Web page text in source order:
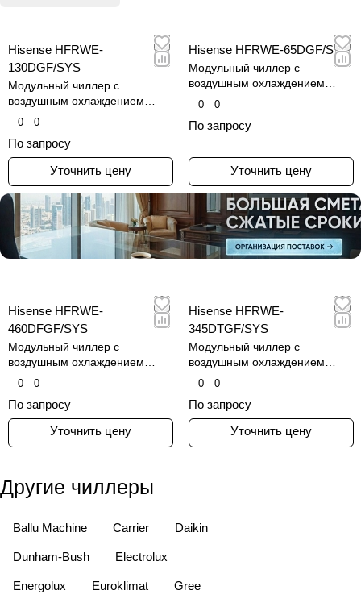
Hisense HFRWE-
130DGF/SYS
Модульный чиллер с
воздушным охлаждением
конденсатора
0 0
По запросу
Уточнить цену
Hisense HFRWE-65DGF/SYS
Модульный чиллер с
воздушным охлаждением
конденсатора
0 0
По запросу
Уточнить цену
Hisense HFRWE-
460DFGF/SYS
Модульный чиллер с
воздушным охлаждением
конденсатора
0 0
По запросу
Уточнить цену
Hisense HFRWE-
345DTGF/SYS
Модульный чиллер с
воздушным охлаждением
конденсатора
0 0
По запросу
Уточнить цену
Другие чиллеры
Ballu Machine Carrier Daikin
Dunham-Bush Electrolux
Energolux Euroklimat Gree